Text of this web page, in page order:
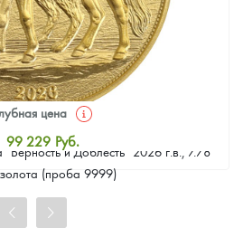
и Доблесть" 2026 г.в., 7.78
золота (проба 9999)
цена
99 229 Руб.
цена
Цена выкупа